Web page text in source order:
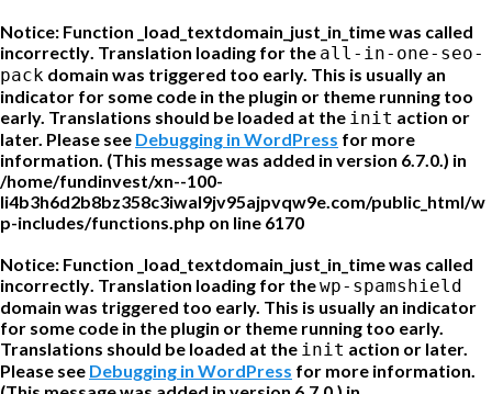
Notice: Function _load_textdomain_just_in_time was called
incorrectly. Translation loading for the all-in-one-seo-
pack domain was triggered too early. This is usually an
indicator for some code in the plugin or theme running too
early. Translations should be loaded at the init action or
later. Please see Debugging in WordPress for more
information. (This message was added in version 6.7.0.) in
/home/fundinvest/xn--100-
li4b3h6d2b8bz358c3iwal9jv95ajpvqw9e.com/public_html/w
p-includes/functions.php on line 6170
Notice: Function _load_textdomain_just_in_time was called
incorrectly. Translation loading for thewp-spamshield
domain was triggered too early. This is usually an indicator
for some code in the plugin or theme running too early.
Translations should be loaded at the init action or later.
Please see Debugging in WordPress for more information.